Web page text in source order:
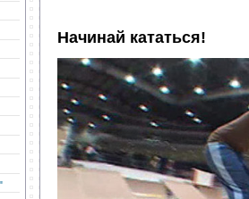
Начинай кататься!